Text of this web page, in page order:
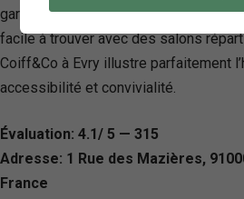
garantissant une expérience agréable
facile à trouver avec des salons
Coiff&Co à Evry illustre parfaitement
accessibilité et convivialité.
Évaluation: 4.1/ 5 — 315
Adresse: 1 Rue des Mazières,
France